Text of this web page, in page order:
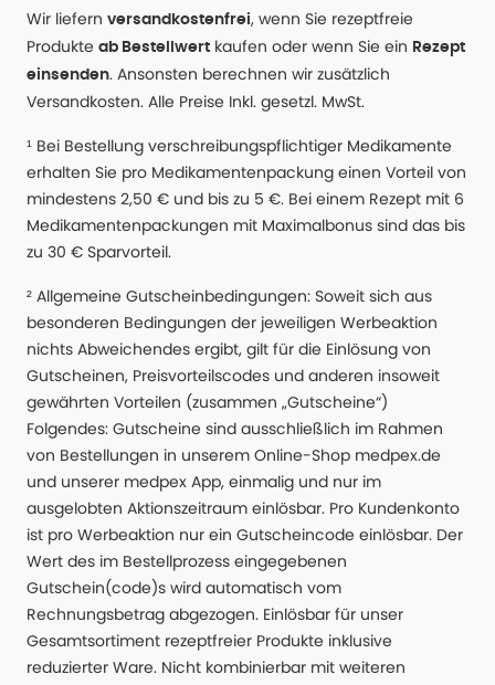
Wir liefern versandkostenfrei, wenn Sie rezeptfreie
Produkte ab Bestellwert kaufen oder wenn Sie ein Rezept
einsenden. Ansonsten berechnen wir zusätzlich
Versandkosten. Alle Preise Inkl. gesetzl. MwSt.
¹ Bei Bestellung verschreibungspflichtiger Medikamente
erhalten Sie pro Medikamentenpackung einen Vorteil von
mindestens 2,50 € und bis zu 5 €. Bei einem Rezept mit 6
Medikamentenpackungen mit Maximalbonus sind das bis
zu 30 € Sparvorteil.
² Allgemeine Gutscheinbedingungen: Soweit sich aus
besonderen Bedingungen der jeweiligen Werbeaktion
nichts Abweichendes ergibt, gilt für die Einlösung von
Gutscheinen, Preisvorteilscodes und anderen insoweit
gewährten Vorteilen (zusammen „Gutscheine“)
Folgendes: Gutscheine sind ausschließlich im Rahmen
von Bestellungen in unserem Online-Shop medpex.de
und unserer medpex App, einmalig und nur im
ausgelobten Aktionszeitraum einlösbar. Pro Kundenkonto
ist pro Werbeaktion nur ein Gutscheincode einlösbar. Der
Wert des im Bestellprozess eingegebenen
Gutschein(code)s wird automatisch vom
Rechnungsbetrag abgezogen. Einlösbar für unser
Gesamtsortiment rezeptfreier Produkte inklusive
reduzierter Ware. Nicht kombinierbar mit weiteren